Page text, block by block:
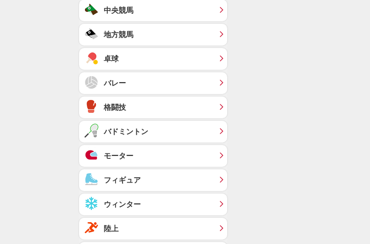
中央競馬
地方競馬
卓球
バレー
格闘技
バドミントン
モーター
フィギュア
ウィンター
陸上